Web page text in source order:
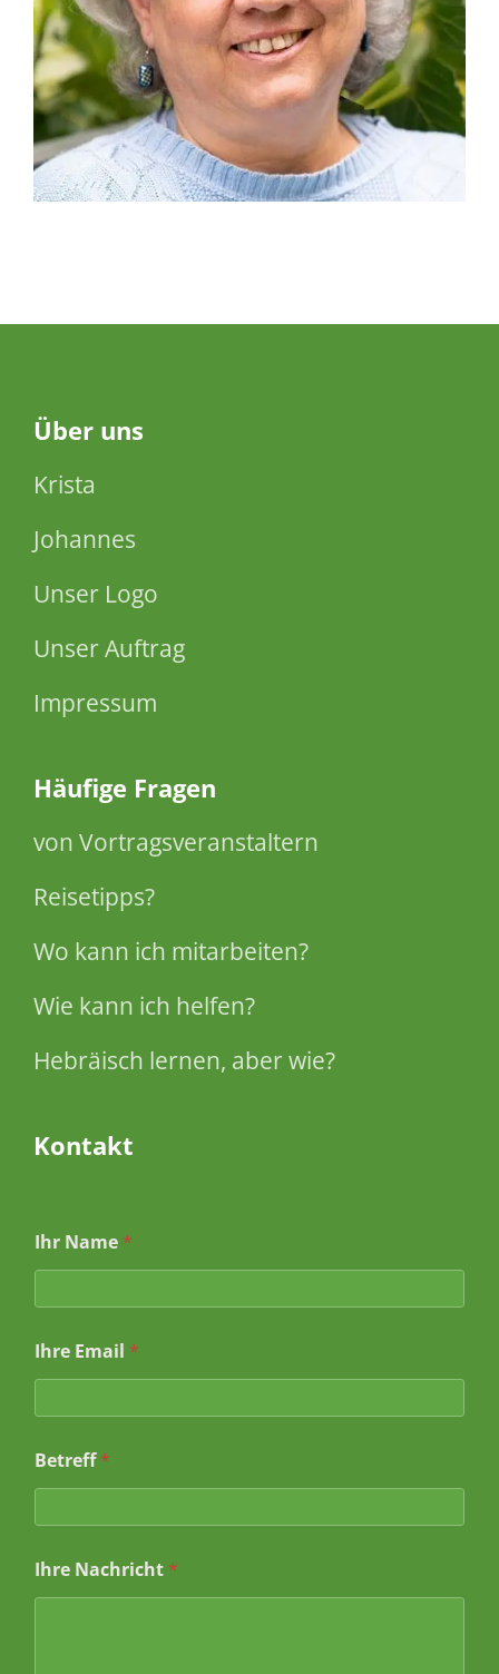
Über uns
Krista
Johannes
Unser Logo
Unser Auftrag
Impressum
Häufige Fragen
von Vortragsveranstaltern
Reisetipps?
Wo kann ich mitarbeiten?
Wie kann ich helfen?
Hebräisch lernen, aber wie?
Kontakt
Ihr Name *
Ihre Email *
Betreff*
e
t
Ihre Nachricht *